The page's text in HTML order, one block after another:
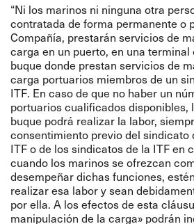
“Ni los marinos ni ninguna otra
contratada de forma permanente o
Compañía, prestarán servicios de
carga en un puerto, en una terminal
buque donde prestan servicios de
carga portuarios miembros de un
ITF. En caso de que no haber un
portuarios cualificados disponibles,
buque podrá realizar la labor,
consentimiento previo del sindicato
ITF o de los sindicatos de la ITF en
cuando los marinos se ofrezcan
desempeñar dichas funciones,
realizar esa labor y sean
por ella. A los efectos de esta
manipulación de la carga» podrán